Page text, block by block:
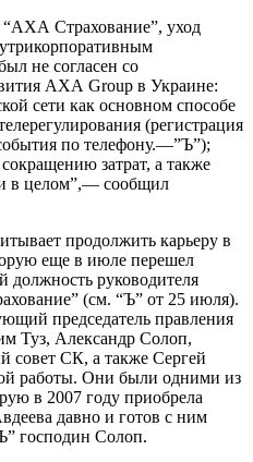
Страхование”, уход
не согласен со
АХА Group в Украине:
сети как основном способе
(регистрация
по телефону.—”Ъ”);
затрат, а также
в целом”,— сообщил
продолжить карьеру в
еще в июле перешел
руководителя
(см. “Ъ” от 25 июля).
председатель правления
Туз, Александр Солоп,
совет СК, а также Сергей
работы. Они были одними из
в 2007 году приобрела
давно и готов с ним
господин Солоп.